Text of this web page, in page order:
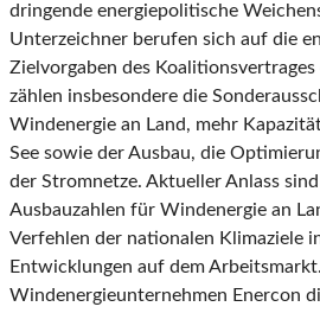
dringende energiepolitische
Unterzeichner berufen sich auf die
Zielvorgaben des Koalitionsvertrages
zählen insbesondere die
Windenergie an Land, mehr
See sowie der Ausbau, die
der Stromnetze. Aktueller Anlass
Ausbauzahlen für Windenergie an
Verfehlen der nationalen Klimaziele
Entwicklungen auf dem
Windenergieunternehmen Enercon